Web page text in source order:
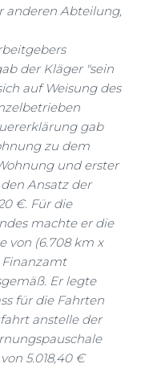
anderen Abteilung,
der Kläger "sein
auf Weisung des
gab
zu dem
und erster
Ansatz der
€. Für die
machte er die
von (6.708 km x
Finanzamt
Er legte
für die Fahrten
anstelle der
5.018,40 €